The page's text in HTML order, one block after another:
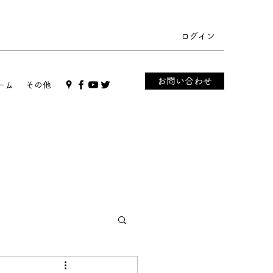
ログイン
ム その他 お問い合わせ